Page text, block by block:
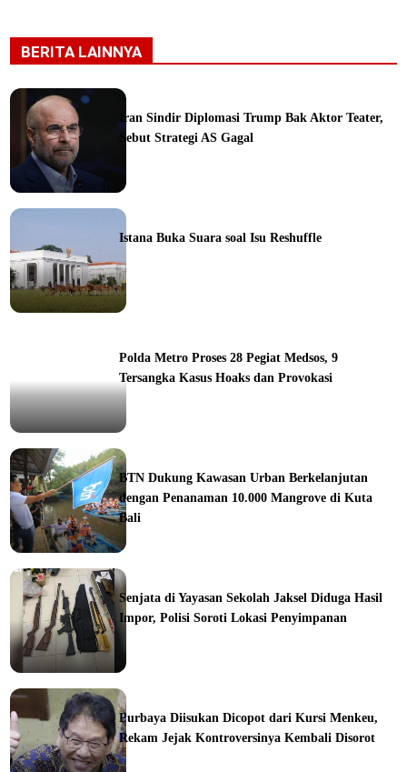
BERITA LAINNYA
Iran Sindir Diplomasi Trump Bak Aktor Teater,
Sebut Strategi AS Gagal
Istana Buka Suara soal Isu Reshuffle
Polda Metro Proses 28 Pegiat Medsos, 9
Tersangka Kasus Hoaks dan Provokasi
BTN Dukung Kawasan Urban Berkelanjutan
dengan Penanaman 10.000 Mangrove di Kuta
Bali
Senjata di Yayasan Sekolah Jaksel Diduga Hasil
Impor, Polisi Soroti Lokasi Penyimpanan
Purbaya Diisukan Dicopot dari Kursi Menkeu,
Rekam Jejak Kontroversinya Kembali Disorot